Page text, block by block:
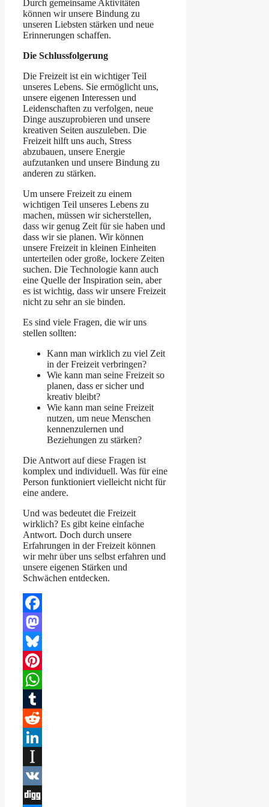
Durch gemeinsame Aktivitäten
können wir unsere Bindung zu
unseren Liebsten stärken und neue
Erinnerungen schaffen.
Die Schlussfolgerung
Die Freizeit ist ein wichtiger Teil
unseres Lebens. Sie ermöglicht uns,
unsere eigenen Interessen und
Leidenschaften zu verfolgen, neue
Dinge auszuprobieren und unsere
kreativen Seiten auszuleben. Die
Freizeit hilft uns auch, Stress
abzubauen, unsere Energie
aufzutanken und unsere Bindung zu
anderen zu stärken.
Um unsere Freizeit zu einem
wichtigen Teil unseres Lebens zu
machen, müssen wir sicherstellen,
dass wir genug Zeit für sie haben und
dass wir sie planen. Wir können
unsere Freizeit in kleinen Einheiten
unterteilen oder große, lockere Zeiten
suchen. Die Technologie kann auch
eine Quelle der Inspiration sein, aber
es ist wichtig, dass wir unsere Freizeit
nicht zu sehr an sie binden.
Es sind viele Fragen, die wir uns
stellen sollten:
Kann man wirklich zu viel Zeit
in der Freizeit verbringen?
Wie kann man seine Freizeit so
planen, dass er sicher und
kreativ bleibt?
Wie kann man seine Freizeit
nutzen, um neue Menschen
kennenzulernen und
Beziehungen zu stärken?
Die Antwort auf diese Fragen ist
komplex und individuell. Was für eine
Person funktioniert vielleicht nicht für
eine andere.
Und was bedeutet die Freizeit
wirklich? Es gibt keine einfache
Antwort. Doch durch unsere
Erfahrungen in der Freizeit können
wir mehr über uns selbst erfahren und
unsere eigenen Stärken und
Schwächen entdecken.
Facebook
Mastodon
Bluesky
Pinterest
WhatsApp
Tumblr
Reddit
Instapaper
VK